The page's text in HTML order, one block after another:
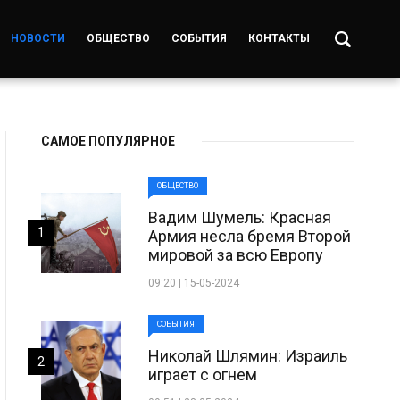
НОВОСТИ ОБЩЕСТВО СОБЫТИЯ КОНТАКТЫ
САМОЕ ПОПУЛЯРНОЕ
ОБЩЕСТВО
Вадим Шумель: Красная
Армия несла бремя Второй
мировой за всю Европу
09:20 | 15-05-2024
1
СОБЫТИЯ
Николай Шлямин: Израиль
играет с огнем
2